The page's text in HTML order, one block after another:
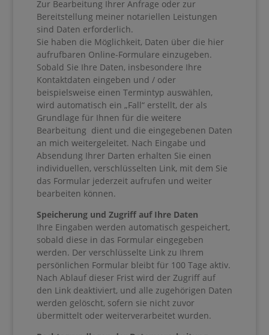
Zur Bearbeitung Ihrer Anfrage oder zur
Bereitstellung meiner notariellen Leistungen
sind Daten erforderlich.
Sie haben die Möglichkeit, Daten über die hier
aufrufbaren Online-Formulare einzugeben.
Sobald Sie Ihre Daten, insbesondere Ihre
Kontaktdaten eingeben und / oder
beispielsweise einen Termintyp auswählen,
wird automatisch ein „Fall“ erstellt, der als
Grundlage für Ihnen für die weitere
Bearbeitung dient und die eingegebenen Daten
an mich weitergeleitet. Nach Eingabe und
Absendung Ihrer Darten erhalten Sie einen
individuellen, verschlüsselten Link, mit dem Sie
das Formular jederzeit aufrufen und weiter
bearbeiten können.
Speicherung und Zugriff auf Ihre Daten
Ihre Eingaben werden automatisch gespeichert,
sobald diese in das Formular eingegeben
werden. Der verschlüsselte Link zu Ihrem
persönlichen Formular bleibt für 100 Tage aktiv.
Nach Ablauf dieser Frist wird der Zugriff auf
den Link deaktiviert, und alle zugehörigen Daten
werden gelöscht, sofern sie nicht zuvor
übermittelt oder weiterverarbeitet wurden.